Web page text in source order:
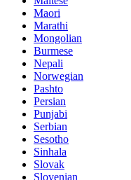
Maori
Marathi
Mongolian
Burmese
Nepali
Norwegian
Pashto
Persian
Punjabi
Serbian
Sesotho
Sinhala
Slovak
Slovenian